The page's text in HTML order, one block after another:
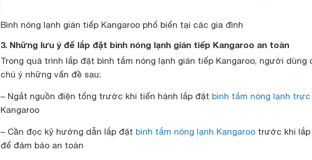
Bình nóng lạnh gián tiếp Kangaroo phổ biến tại các gia đình
3. Những lưu ý để lắp đặt bình nóng lạnh gián tiếp Kangaroo an toàn
Trong quá trình lắp đặt bình tắm nóng lạnh gián tiếp Kangaroo, người dùng
chú ý những vấn đề sau:
– Ngắt nguồn điện tổng trước khi tiến hành lắp đặt bình tắm nóng lạnh
Kangaroo
– Cần đọc kỹ hướng dẫn lắp đặt bình tắm nóng lạnh Kangaroo trước khi
để đảm bảo an toàn